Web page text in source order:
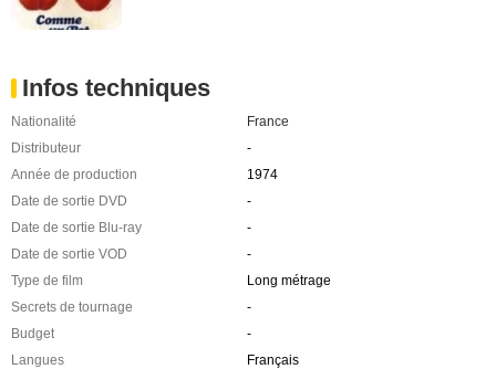
Infos techniques
Nationalité
France
Distributeur
-
Année de production
1974
Date de sortie DVD
-
Date de sortie Blu-ray
-
Date de sortie VOD
-
Type de film
Long métrage
Secrets de tournage
-
Budget
-
Langues
Français